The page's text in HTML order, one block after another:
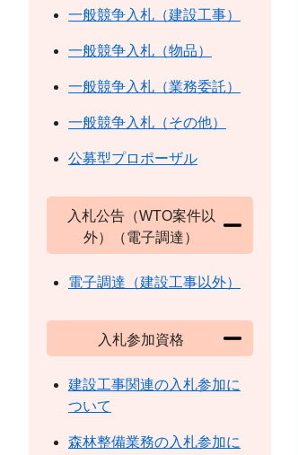
一般競争入札（建設工事）
一般競争入札（物品）
一般競争入札（業務委託）
一般競争入札（その他）
公募型プロポーザル
入札公告（WTO案件以
外）（電子調達）
電子調達（建設工事以外）
入札参加資格
建設工事関連の入札参加に
ついて
森林整備業務の入札参加に